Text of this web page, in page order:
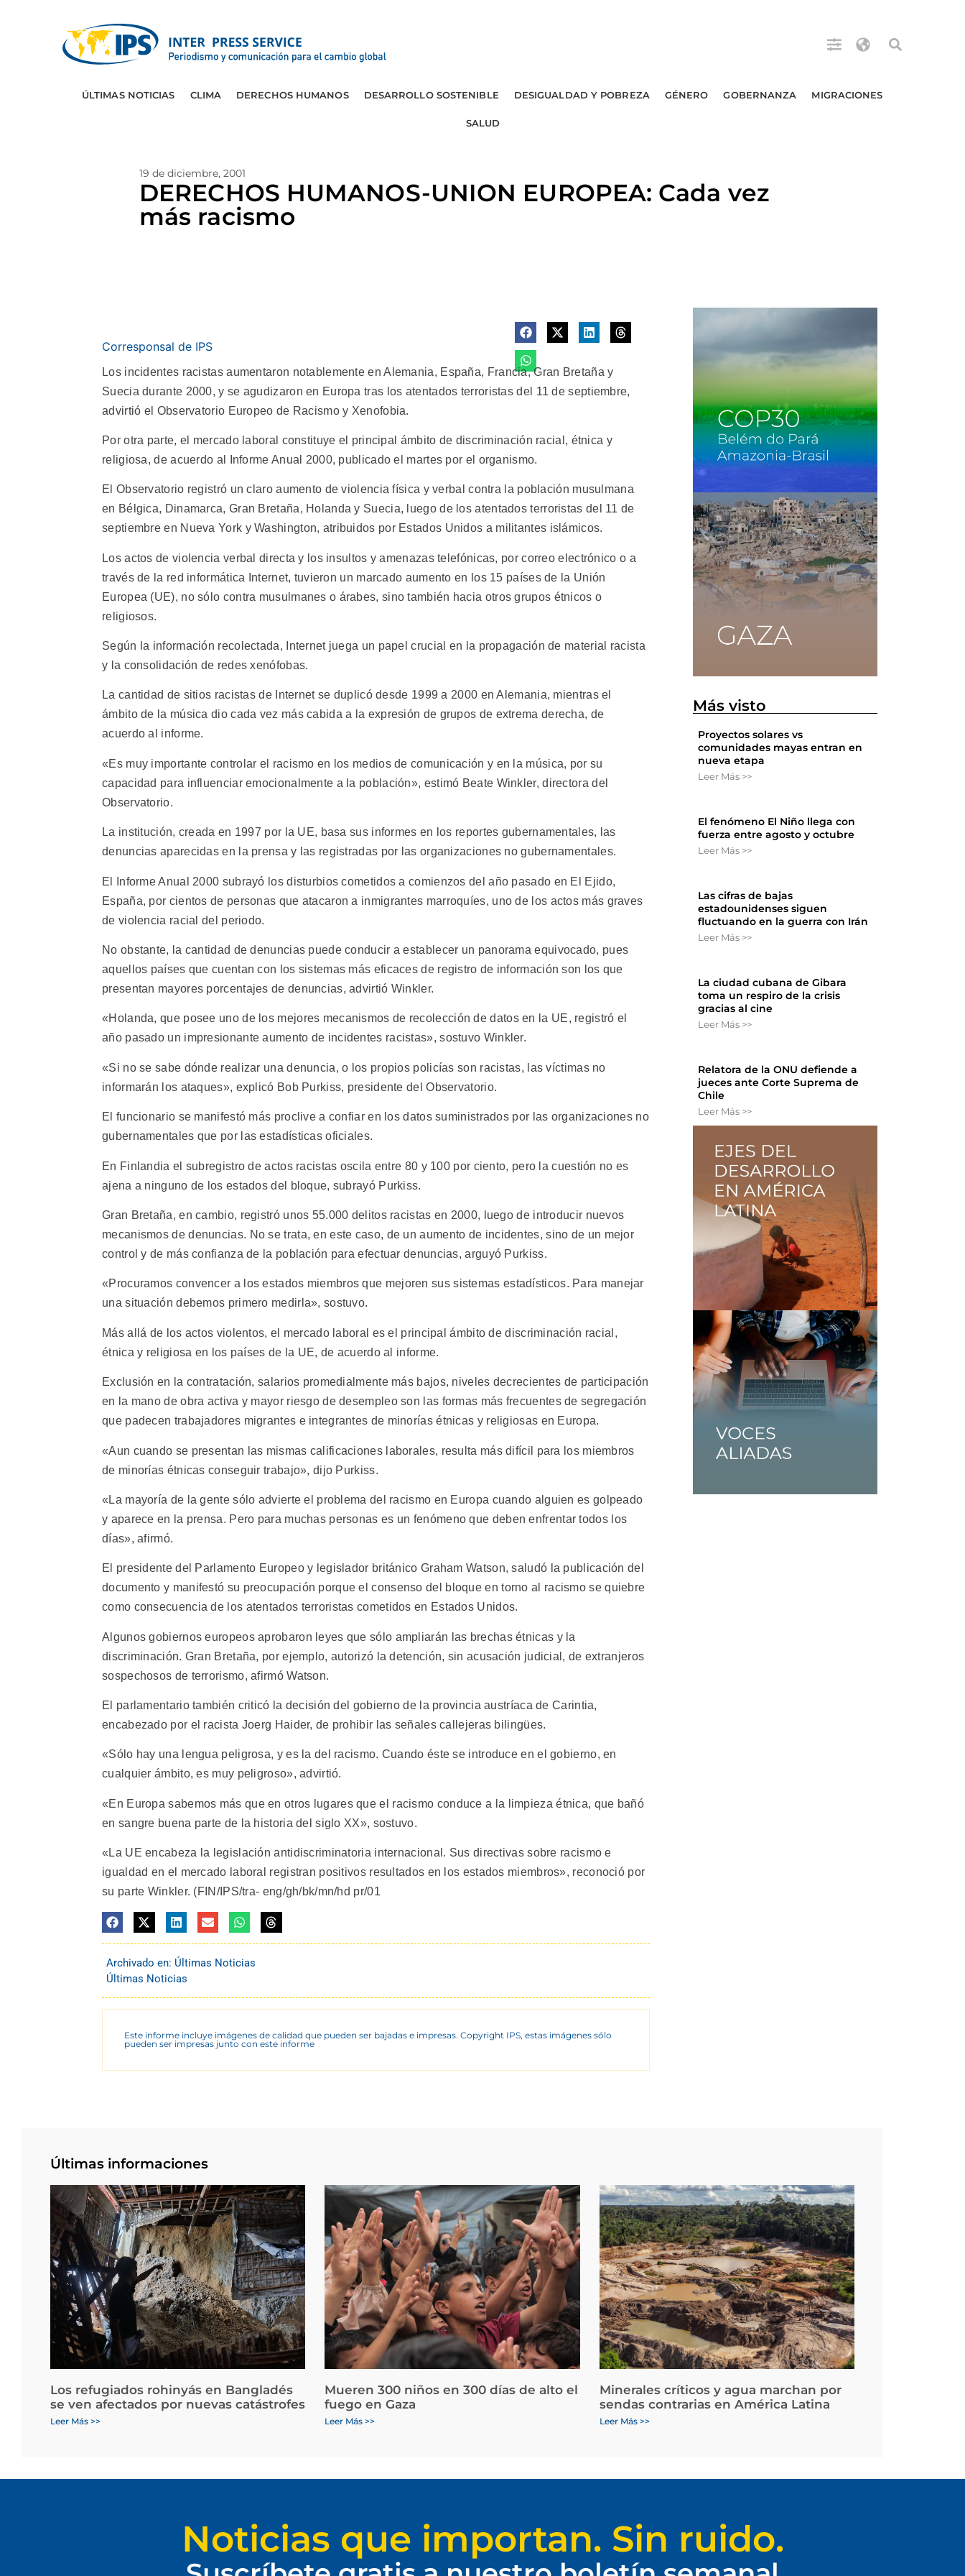
ÚLTIMAS NOTICIAS CLIMA DERECHOS HUMANOS DESARROLLO SOSTENIBLE DESIGUALDAD Y POBREZA GÉNERO GOBERNANZA MIGRACIONES
SALUD
19 de diciembre, 2001
DERECHOS HUMANOS-UNION EUROPEA: Cada vez
más racismo
Corresponsal de IPS
Los incidentes racistas aumentaron notablemente en Alemania, España, Francia, Gran Bretaña y
Suecia durante 2000, y se agudizaron en Europa tras los atentados terroristas del 11 de septiembre,
advirtió el Observatorio Europeo de Racismo y Xenofobia.
Por otra parte, el mercado laboral constituye el principal ámbito de discriminación racial, étnica y
religiosa, de acuerdo al Informe Anual 2000, publicado el martes por el organismo.
El Observatorio registró un claro aumento de violencia física y verbal contra la población musulmana
en Bélgica, Dinamarca, Gran Bretaña, Holanda y Suecia, luego de los atentados terroristas del 11 de
septiembre en Nueva York y Washington, atribuidos por Estados Unidos a militantes islámicos.
Los actos de violencia verbal directa y los insultos y amenazas telefónicas, por correo electrónico o a
través de la red informática Internet, tuvieron un marcado aumento en los 15 países de la Unión
Europea (UE), no sólo contra musulmanes o árabes, sino también hacia otros grupos étnicos o
religiosos.
Según la información recolectada, Internet juega un papel crucial en la propagación de material racista
y la consolidación de redes xenófobas.
La cantidad de sitios racistas de Internet se duplicó desde 1999 a 2000 en Alemania, mientras el
ámbito de la música dio cada vez más cabida a la expresión de grupos de extrema derecha, de
acuerdo al informe.
«Es muy importante controlar el racismo en los medios de comunicación y en la música, por su
capacidad para influenciar emocionalmente a la población», estimó Beate Winkler, directora del
Observatorio.
La institución, creada en 1997 por la UE, basa sus informes en los reportes gubernamentales, las
denuncias aparecidas en la prensa y las registradas por las organizaciones no gubernamentales.
El Informe Anual 2000 subrayó los disturbios cometidos a comienzos del año pasado en El Ejido,
España, por cientos de personas que atacaron a inmigrantes marroquíes, uno de los actos más graves
de violencia racial del periodo.
No obstante, la cantidad de denuncias puede conducir a establecer un panorama equivocado, pues
aquellos países que cuentan con los sistemas más eficaces de registro de información son los que
presentan mayores porcentajes de denuncias, advirtió Winkler.
«Holanda, que posee uno de los mejores mecanismos de recolección de datos en la UE, registró el
año pasado un impresionante aumento de incidentes racistas», sostuvo Winkler.
«Si no se sabe dónde realizar una denuncia, o los propios policías son racistas, las víctimas no
informarán los ataques», explicó Bob Purkiss, presidente del Observatorio.
El funcionario se manifestó más proclive a confiar en los datos suministrados por las organizaciones no
gubernamentales que por las estadísticas oficiales.
En Finlandia el subregistro de actos racistas oscila entre 80 y 100 por ciento, pero la cuestión no es
ajena a ninguno de los estados del bloque, subrayó Purkiss.
Gran Bretaña, en cambio, registró unos 55.000 delitos racistas en 2000, luego de introducir nuevos
mecanismos de denuncias. No se trata, en este caso, de un aumento de incidentes, sino de un mejor
control y de más confianza de la población para efectuar denuncias, arguyó Purkiss.
«Procuramos convencer a los estados miembros que mejoren sus sistemas estadísticos. Para manejar
una situación debemos primero medirla», sostuvo.
Más allá de los actos violentos, el mercado laboral es el principal ámbito de discriminación racial,
étnica y religiosa en los países de la UE, de acuerdo al informe.
Exclusión en la contratación, salarios promedialmente más bajos, niveles decrecientes de participación
en la mano de obra activa y mayor riesgo de desempleo son las formas más frecuentes de segregación
que padecen trabajadores migrantes e integrantes de minorías étnicas y religiosas en Europa.
«Aun cuando se presentan las mismas calificaciones laborales, resulta más difícil para los miembros
de minorías étnicas conseguir trabajo», dijo Purkiss.
«La mayoría de la gente sólo advierte el problema del racismo en Europa cuando alguien es golpeado
y aparece en la prensa. Pero para muchas personas es un fenómeno que deben enfrentar todos los
días», afirmó.
El presidente del Parlamento Europeo y legislador británico Graham Watson, saludó la publicación del
documento y manifestó su preocupación porque el consenso del bloque en torno al racismo se quiebre
como consecuencia de los atentados terroristas cometidos en Estados Unidos.
Algunos gobiernos europeos aprobaron leyes que sólo ampliarán las brechas étnicas y la
discriminación. Gran Bretaña, por ejemplo, autorizó la detención, sin acusación judicial, de extranjeros
sospechosos de terrorismo, afirmó Watson.
El parlamentario también criticó la decisión del gobierno de la provincia austríaca de Carintia,
encabezado por el racista Joerg Haider, de prohibir las señales callejeras bilingües.
«Sólo hay una lengua peligrosa, y es la del racismo. Cuando éste se introduce en el gobierno, en
cualquier ámbito, es muy peligroso», advirtió.
«En Europa sabemos más que en otros lugares que el racismo conduce a la limpieza étnica, que bañó
en sangre buena parte de la historia del siglo XX», sostuvo.
«La UE encabeza la legislación antidiscriminatoria internacional. Sus directivas sobre racismo e
igualdad en el mercado laboral registran positivos resultados en los estados miembros», reconoció por
su parte Winkler. (FIN/IPS/tra- eng/gh/bk/mn/hd pr/01
Archivado en: Últimas Noticias
Últimas Noticias
Este informe incluye imágenes de calidad que pueden ser bajadas e impresas. Copyright IPS, estas imágenes sólo
pueden ser impresas junto con este informe
Más visto
Proyectos solares vs
comunidades mayas entran en
nueva etapa
Leer Más >>
El fenómeno El Niño llega con
fuerza entre agosto y octubre
Leer Más >>
Las cifras de bajas
estadounidenses siguen
fluctuando en la guerra con Irán
Leer Más >>
La ciudad cubana de Gibara
toma un respiro de la crisis
gracias al cine
Leer Más >>
Relatora de la ONU defiende a
jueces ante Corte Suprema de
Chile
Leer Más >>
Últimas informaciones
Los refugiados rohinyás en Bangladés
se ven afectados por nuevas catástrofes
Leer Más >>
Mueren 300 niños en 300 días de alto el
fuego en Gaza
Leer Más >>
Minerales críticos y agua marchan por
sendas contrarias en América Latina
Leer Más >>
Noticias que importan. Sin ruido.